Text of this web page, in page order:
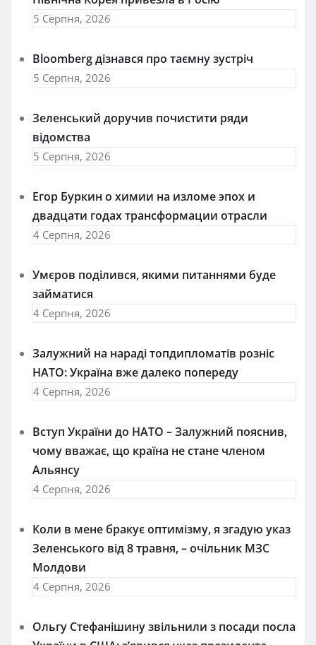
5 Серпня, 2026
Bloomberg дізнався про таємну зустріч
5 Серпня, 2026
Зеленський доручив почистити ряди
відомства
5 Серпня, 2026
Егор Буркин о химии на изломе эпох и
двадцати годах трансформации отрасли
4 Серпня, 2026
Умєров поділився, якими питаннями буде
займатися
4 Серпня, 2026
Залужний на нараді топдипломатів розніс
НАТО: Україна вже далеко попереду
4 Серпня, 2026
Вступ України до НАТО – Залужний пояснив,
чому вважає, що країна не стане членом
Альянсу
4 Серпня, 2026
Коли в мене бракує оптимізму, я згадую указ
Зеленського від 8 травня, – очільник МЗС
Молдови
4 Серпня, 2026
Ольгу Стефанішину звільнили з посади посла